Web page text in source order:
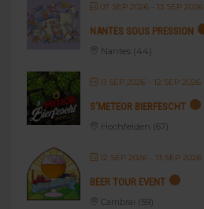
07 SEP 2026- 13 SEP 2026
NANTES SOUS PRESSION
Nantes (44)
11 SEP 2026- 12 SEP 2026
S’METEOR BIERFESCHT
Hochfelden (67)
12 SEP 2026- 13 SEP 2026
BEER TOUR EVENT
Cambrai (59)